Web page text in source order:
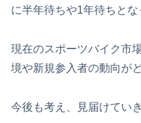
に半年待ちや1年待ちとな
現在のスポーツバイク市
境や新規参入者の動向が
今後も考え、見届けてい